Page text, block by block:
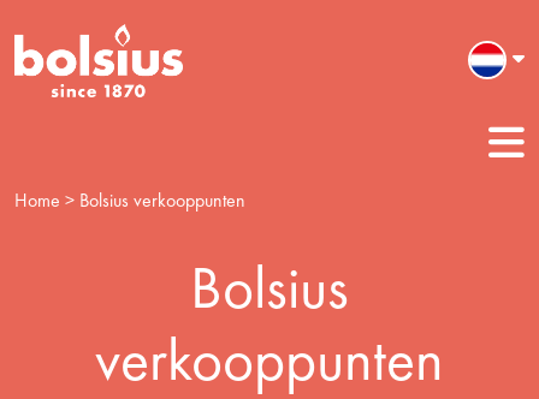
Home > Bolsius verkooppunten
Bolsius
verkooppunten